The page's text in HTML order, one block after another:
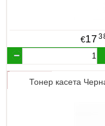
€17
Тонер касета